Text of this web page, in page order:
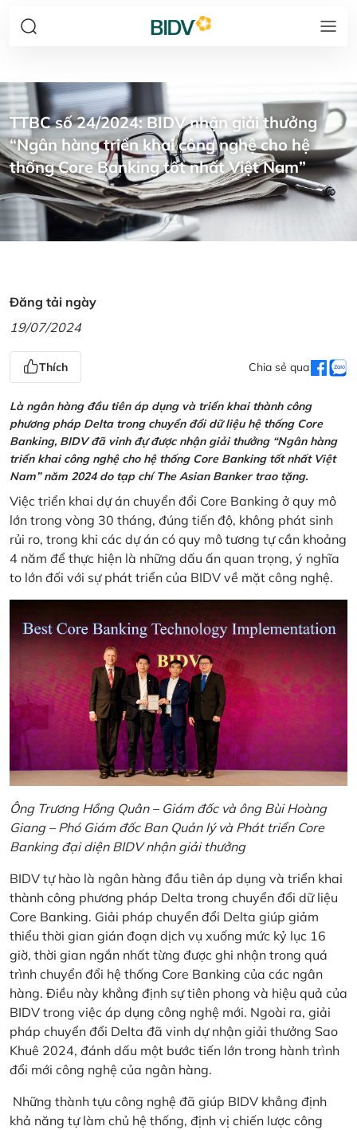
TTBC số 24/2024: BIDV nhận giải thưởng
“Ngân hàng triển khai công nghệ cho hệ
thống Core Banking tốt nhất Việt Nam”
Đăng tải ngày
19/07/2024
Thích Chia sẻ qua
Là ngân hàng đầu tiên áp dụng và triển khai thành công
phương pháp Delta trong chuyển đổi dữ liệu hệ thống Core
Banking, BIDV đã vinh đự được nhận giải thưởng “Ngân hàng
triển khai công nghệ cho hệ thống Core Banking tốt nhất Việt
Nam” năm 2024 do tạp chí The Asian Banker trao tặng.
Việc triển khai dự án chuyển đổi Core Banking ở quy mô
lớn trong vòng 30 tháng, đúng tiến độ, không phát sinh
rủi ro, trong khi các dự án có quy mô tương tự cần khoảng
4 năm để thực hiện là những dấu ấn quan trọng, ý nghĩa
to lớn đối với sự phát triển của BIDV về mặt công nghệ.
Ông Trương Hồng Quân – Giám đốc và ông Bùi Hoàng
Giang – Phó Giám đốc Ban Quản lý và Phát triển Core
Banking đại diện BIDV nhận giải thưởng
BIDV tự hào là ngân hàng đầu tiên áp dụng và triển khai
thành công phương pháp Delta trong chuyển đổi dữ liệu
Core Banking. Giải pháp chuyển đổi Delta giúp giảm
thiểu thời gian gián đoạn dịch vụ xuống mức kỷ lục 16
giờ, thời gian ngắn nhất từng được ghi nhận trong quá
trình chuyển đổi hệ thống Core Banking của các ngân
hàng. Điều này khẳng định sự tiên phong và hiệu quả của
BIDV trong việc áp dụng công nghệ mới. Ngoài ra, giải
pháp chuyển đổi Delta đã vinh dự nhận giải thưởng Sao
Khuê 2024, đánh dấu một bước tiến lớn trong hành trình
đổi mới công nghệ của ngân hàng.
Những thành tựu công nghệ đã giúp BIDV khẳng định
khả năng tự làm chủ hệ thống, định vị chiến lược công